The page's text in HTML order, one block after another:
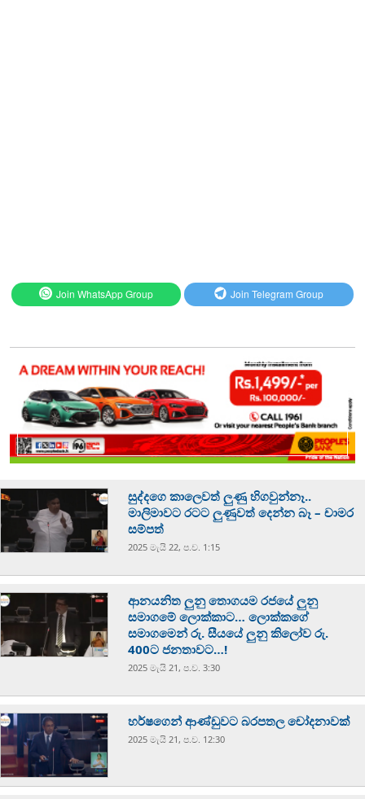
Join WhatsApp Group Join Telegram Group
සුද්දගෙ කාලෙවත් ලුණු හිගවුන්නෑ..
මාලිමාවට රටට ලුණුවත් දෙන්න බෑ – චාමර
සම්පත්
2025 මැයි 22, ප.ව. 1:15
ආනයනිත ලුනු තොගයම රජයේ ලුනු
සමාගමේ ලොක්කාට… ලොක්කගේ
සමාගමෙන් රු. සීයයේ ලුනු කිලෝව රු.
400ට ජනතාවට…!
2025 මැයි 21, ප.ව. 3:30
හර්ෂගෙන් ආණ්ඩුවට බරපතල චෝදනාවක්
2025 මැයි 21, ප.ව. 12:30